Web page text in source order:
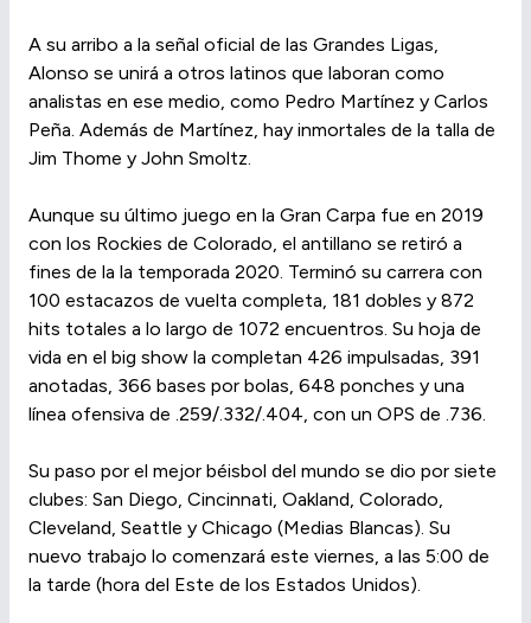
A su arribo a la señal oficial de las Grandes Ligas,
Alonso se unirá a otros latinos que laboran como
analistas en ese medio, como Pedro Martínez y Carlos
Peña. Además de Martínez, hay inmortales de la talla de
Jim Thome y John Smoltz.
Aunque su último juego en la Gran Carpa fue en 2019
con los Rockies de Colorado, el antillano se retiró a
fines de la la temporada 2020. Terminó su carrera con
100 estacazos de vuelta completa, 181 dobles y 872
hits totales a lo largo de 1072 encuentros. Su hoja de
vida en el big show la completan 426 impulsadas, 391
anotadas, 366 bases por bolas, 648 ponches y una
línea ofensiva de .259/.332/.404, con un OPS de .736.
Su paso por el mejor béisbol del mundo se dio por siete
clubes: San Diego, Cincinnati, Oakland, Colorado,
Cleveland, Seattle y Chicago (Medias Blancas). Su
nuevo trabajo lo comenzará este viernes, a las 5:00 de
la tarde (hora del Este de los Estados Unidos).